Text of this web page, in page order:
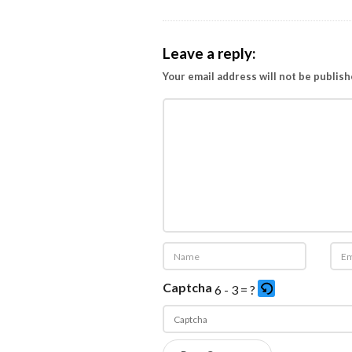
Leave a reply:
Your email address will not be
Captcha 6 - 3 = ?